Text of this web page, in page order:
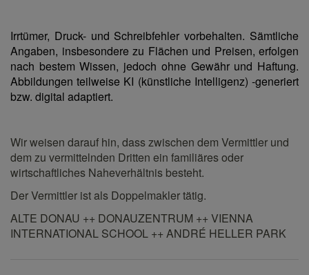
Irrtümer, Druck- und Schreibfehler vorbehalten. Sämtliche
Angaben, insbesondere zu Flächen und Preisen, erfolgen
nach bestem Wissen, jedoch ohne Gewähr und Haftung.
Abbildungen teilweise KI (künstliche Intelligenz) -generiert
bzw. digital adaptiert.
Wir weisen darauf hin, dass zwischen dem Vermittler und
dem zu vermittelnden Dritten ein familiäres oder
wirtschaftliches Naheverhältnis besteht.
Der Vermittler ist als Doppelmakler tätig.
ALTE DONAU ++ DONAUZENTRUM ++ VIENNA
INTERNATIONAL SCHOOL ++ ANDRÉ HELLER PARK